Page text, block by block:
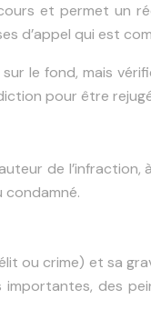
et permet un
d’appel qui est
le fond, mais
pour être
de
condamné.
ou crime) et sa
des